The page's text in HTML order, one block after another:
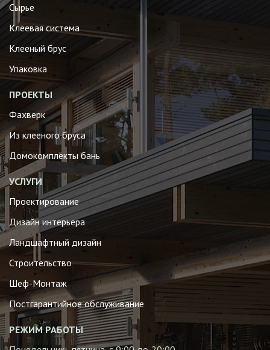
Сырье
Клеевая система
Клееный брус
Упаковка
ПРОЕКТЫ
Фахверк
Из клееного бруса
Домокомплекты бань
УСЛУГИ
Проектирование
Дизайн интерьера
Ландшафтный дизайн
Строительство
Шеф-Монтаж
Постгарантийное обслуживание
РЕЖИМ РАБОТЫ